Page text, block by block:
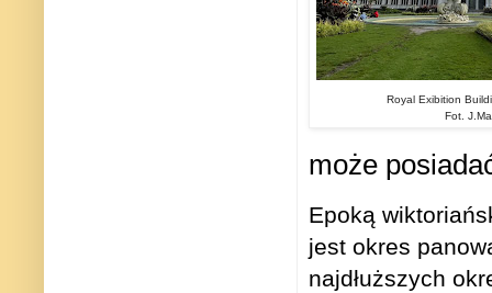
Royal Exibition
Fot.
może
Epoką
jest okres
najdłuższych